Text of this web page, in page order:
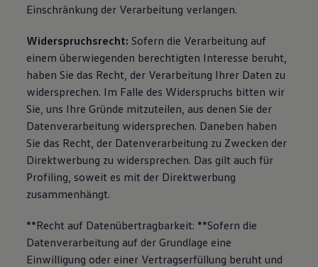
Einschränkung der Verarbeitung verlangen.
Widerspruchsrecht: Sofern die Verarbeitung auf
einem überwiegenden berechtigten Interesse beruht,
haben Sie das Recht, der Verarbeitung Ihrer Daten zu
widersprechen. Im Falle des Widerspruchs bitten wir
Sie, uns Ihre Gründe mitzuteilen, aus denen Sie der
Datenverarbeitung widersprechen. Daneben haben
Sie das Recht, der Datenverarbeitung zu Zwecken der
Direktwerbung zu widersprechen. Das gilt auch für
Profiling, soweit es mit der Direktwerbung
zusammenhängt.
**Recht auf Datenübertragbarkeit: **Sofern die
Datenverarbeitung auf der Grundlage eine
Einwilligung oder einer Vertragserfüllung beruht und